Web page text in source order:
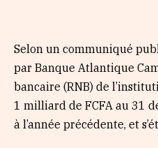
Selon un communiqué
par Banque Atlantique
bancaire (RNB) de
1 milliard de FCFA au 31
à l’année précédente, et